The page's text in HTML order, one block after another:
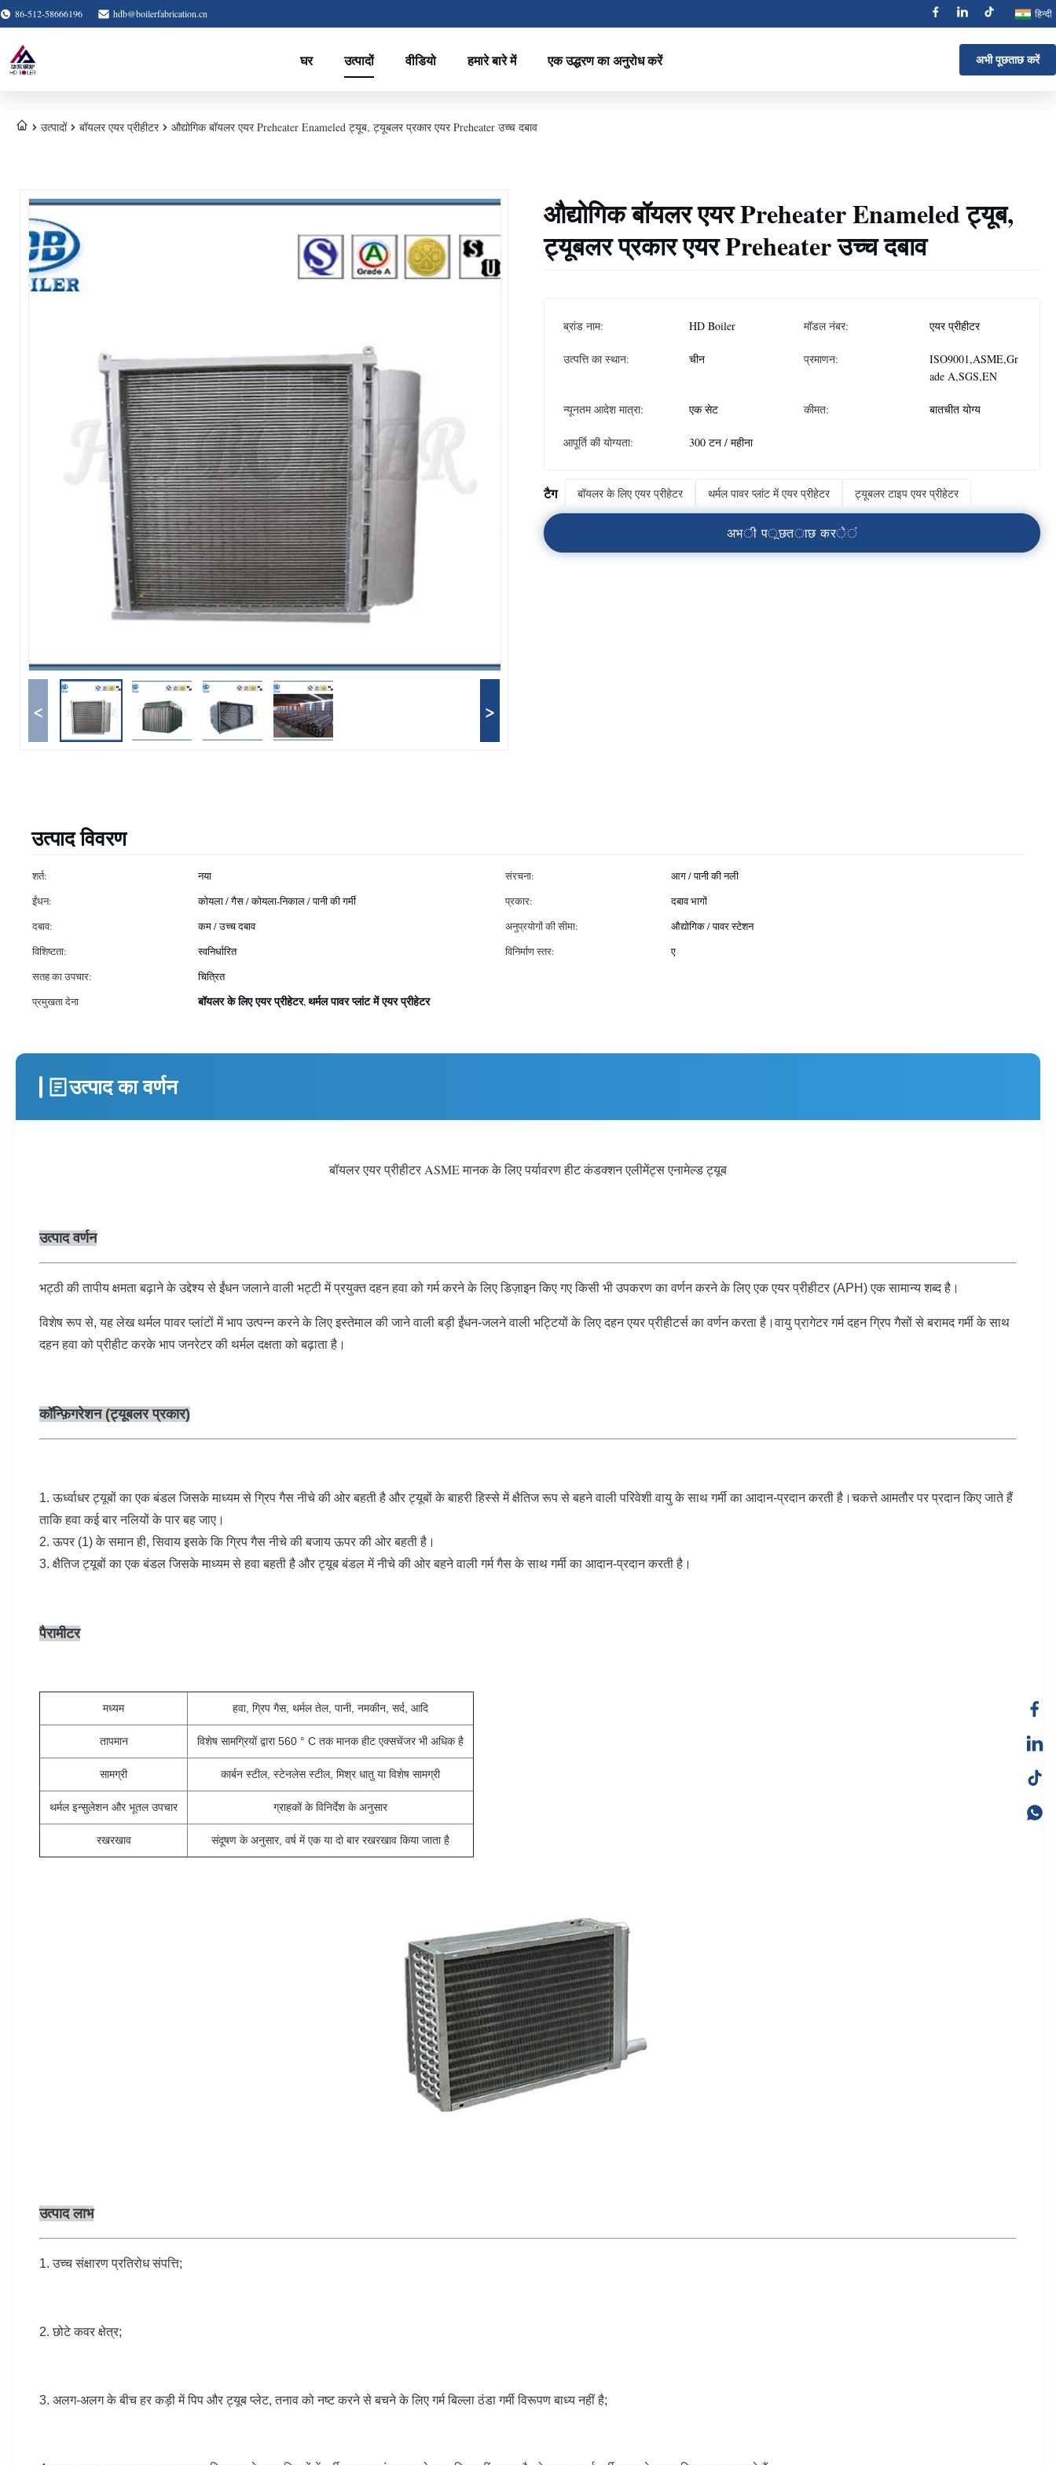
86-512-58666196 hdb@boilerfabrication.cn हिन्दी
घर उत्पादों वीडियो हमारे बारे में एक उद्धरण का अनुरोध करें अभी पूछताछ करें
उत्पादों बॉयलर एयर प्रीहीटर औद्योगिक बॉयलर एयर Preheater Enameled ट्यूब, ट्यूबलर प्रकार एयर Preheater उच्च दबाव
< >
औद्योगिक बॉयलर एयर Preheater Enameled ट्यूब,
ट्यूबलर प्रकार एयर Preheater उच्च दबाव
ब्रांड नाम: HD Boiler मॉडल नंबर: एयर प्रीहीटर
उत्पत्ति का स्थान: चीन प्रमाणन:
ISO9001,ASME,Gr
ade A,SGS,EN
न्यूनतम आदेश मात्रा: एक सेट कीमत: बातचीत योग्य
आपूर्ति की योग्यता: 300 टन / महीना
टैग बॉयलर के लिए एयर प्रीहेटर थर्मल पावर प्लांट में एयर प्रीहेटर ट्यूबलर टाइप एयर प्रीहेटर
अभी पूछताछ करें
उत्पाद विवरण
शर्त: नया संरचना:
आग / पानी की नली
ईंधन:
कोयला / गैस / कोयला-निकाल / पानी की गर्मी प्रकार:
दबाव भागों
दबाव:
कम / उच्च दबाव अनुप्रयोगों की सीमा:
औद्योगिक / पावर स्टेशन
विशिष्टता:
स्वनिर्धारित विनिर्माण स्तर:
ए
सतह का उपचार:
चित्रित
प्रमुखता देना
बॉयलर के लिए एयर प्रीहेटर,थर्मल पावर प्लांट में एयर प्रीहेटर
उत्पाद का वर्णन
बॉयलर एयर प्रीहीटर ASME मानक के लिए पर्यावरण हीट कंडक्शन एलीमेंट्स एनामेल्ड ट्यूब
उत्पाद वर्णन
भट्ठी की तापीय क्षमता बढ़ाने के उद्देश्य से ईंधन जलाने वाली भट्टी में प्रयुक्त दहन हवा को गर्म करने के लिए डिज़ाइन किए गए किसी भी उपकरण का वर्णन करने के लिए एक एयर प्रीहीटर (APH) एक सामान्य शब्द है।
विशेष रूप से, यह लेख थर्मल पावर प्लांटों में भाप उत्पन्न करने के लिए इस्तेमाल की जाने वाली बड़ी ईंधन-जलने वाली भट्टियों के लिए दहन एयर प्रीहीटर्स का वर्णन करता है।वायु प्रागेटर गर्म दहन ग्रिप गैसों से बरामद गर्मी के साथ
दहन हवा को प्रीहीट करके भाप जनरेटर की थर्मल दक्षता को बढ़ाता है।
कॉन्फ़िगरेशन (ट्यूबलर प्रकार)
1. ऊर्ध्वाधर ट्यूबों का एक बंडल जिसके माध्यम से ग्रिप गैस नीचे की ओर बहती है और ट्यूबों के बाहरी हिस्से में क्षैतिज रूप से बहने वाली परिवेशी वायु के साथ गर्मी का आदान-प्रदान करती है।चकत्ते आमतौर पर प्रदान किए जाते हैं
ताकि हवा कई बार नलियों के पार बह जाए।
2. ऊपर (1) के समान ही, सिवाय इसके कि ग्रिप गैस नीचे की बजाय ऊपर की ओर बहती है।
3. क्षैतिज ट्यूबों का एक बंडल जिसके माध्यम से हवा बहती है और ट्यूब बंडल में नीचे की ओर बहने वाली गर्म गैस के साथ गर्मी का आदान-प्रदान करती है।
पैरामीटर
मध्यम हवा, ग्रिप गैस, थर्मल तेल, पानी, नमकीन, सर्द, आदि
तापमान विशेष सामग्रियों द्वारा 560 ° C तक मानक हीट एक्सचेंजर भी अधिक है
सामग्री कार्बन स्टील, स्टेनलेस स्टील, मिश्र धातु या विशेष सामग्री
थर्मल इन्सुलेशन और भूतल उपचार ग्राहकों के विनिर्देश के अनुसार
रखरखाव संदूषण के अनुसार, वर्ष में एक या दो बार रखरखाव किया जाता है
उत्पाद लाभ
1. उच्च संक्षारण प्रतिरोध संपत्ति;
2. छोटे कवर क्षेत्र;
3. अलग-अलग के बीच हर कड़ी में पिप और ट्यूब प्लेट, तनाव को नष्ट करने से बचने के लिए गर्म बिल्ला ठंडा गर्मी विरूपण बाध्य नहीं है;